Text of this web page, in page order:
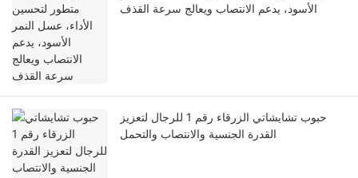
الأسود، يدعم الانتصاب ويعالج سرعة القذف
حبوب تشايشاتي الزرقاء رقم 1 للرجال لتعزيز
القدرة الجنسية والانتصاب والتحمل